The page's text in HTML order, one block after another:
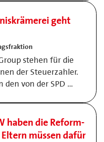
geht
stehen für die
der Steuerzahler.
den von der SPD …
haben die Reform-
müssen dafür